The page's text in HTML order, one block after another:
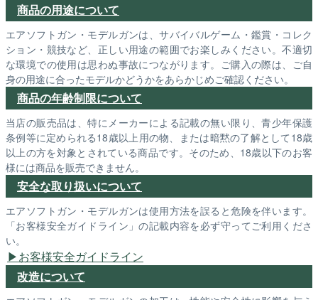
商品の用途について
エアソフトガン・モデルガンは、サバイバルゲーム・鑑賞・コレク
ション・競技など、正しい用途の範囲でお楽しみください。不適切
な環境での使用は思わぬ事故につながります。ご購入の際は、ご自
身の用途に合ったモデルかどうかをあらかじめご確認ください。
商品の年齢制限について
当店の販売品は、特にメーカーによる記載の無い限り、青少年保護
条例等に定められる18歳以上用の物、または暗黙の了解として18歳
以上の方を対象とされている商品です。そのため、18歳以下のお客
様には商品を販売できません。
安全な取り扱いについて
エアソフトガン・モデルガンは使用方法を誤ると危険を伴います。
「お客様安全ガイドライン」の記載内容を必ず守ってご利用くださ
い。
お客様安全ガイドライン
改造について